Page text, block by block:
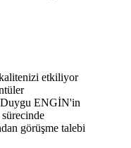
kalitenizi etkiliyor
ENGİN'in
görüşme talebi